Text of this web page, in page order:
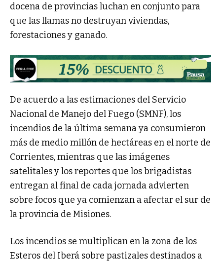
docena de provincias luchan en conjunto para
que las llamas no destruyan viviendas,
forestaciones y ganado.
De acuerdo a las estimaciones del Servicio
Nacional de Manejo del Fuego (SMNF), los
incendios de la última semana ya consumieron
más de medio millón de hectáreas en el norte de
Corrientes, mientras que las imágenes
satelitales y los reportes que los brigadistas
entregan al final de cada jornada advierten
sobre focos que ya comienzan a afectar el sur de
la provincia de Misiones.
Los incendios se multiplican en la zona de los
Esteros del Iberá sobre pastizales destinados a